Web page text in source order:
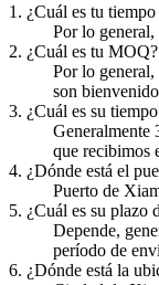
1. ¿Cuál es tu
Por lo general,
2. ¿Cuál es tu MOQ?
Por lo general,
son
3. ¿Cuál es su
Generalmente
que recibimos
4. ¿Dónde está el
Puerto de
5. ¿Cuál es su plazo
Depende,
período de
6. ¿Dónde está la